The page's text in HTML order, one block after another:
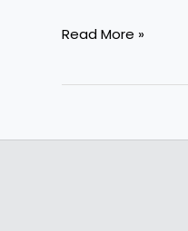
Read More »